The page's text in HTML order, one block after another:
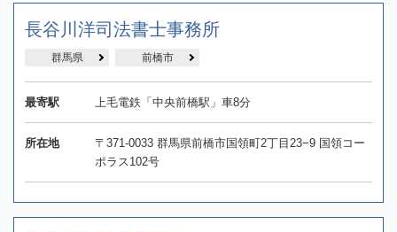
長谷川洋司法書士事務所
群馬県 前橋市
最寄駅 上毛電鉄「中央前橋駅」車8分
所在地
〒371-0033 群馬県前橋市国領町2丁目23−9 国領コー
ポラス102号